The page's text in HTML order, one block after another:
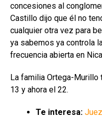
concesiones al
Castillo dijo que él no
cualquier otra vez para
ya sabemos ya controla
frecuencia abierta en
La familia Ortega-Murillo
13 y ahora el 22.
Te interesa: